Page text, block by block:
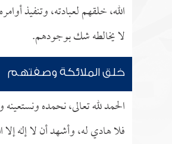
الله، خلقهم لعبادته، وتنفيذ
لا يخالطه شك بوجودهم.
خلق الملائكة وصفتهم
الحمد لله تعالى، نحمده
فلا هادي له، وأشهد أن لا إله